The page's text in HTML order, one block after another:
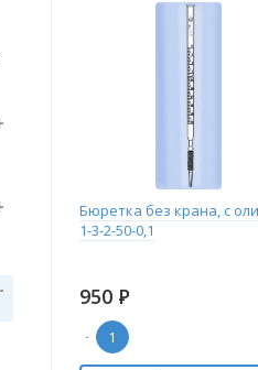
Бюретка без крана, с
1-3-2-50-0,1
950 Р
-